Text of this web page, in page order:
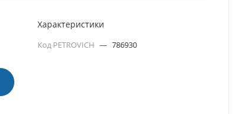
Характеристики
Код PETROVICH — 786930